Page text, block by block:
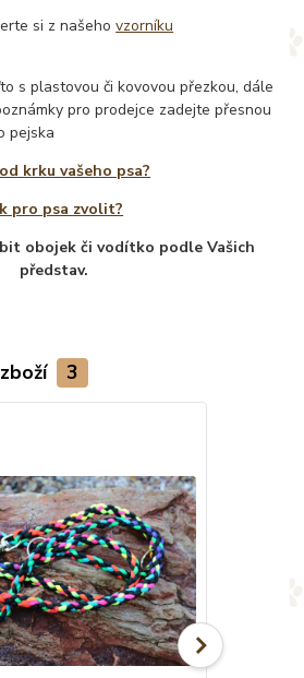
si z našehovzorníku
s plastovou či kovovou přezkou, dále
pro prodejce zadejte přesnou
pejska
krku vašeho psa?
pro psa zvolit?
obojek či vodítko podle Vašich
představ.
3